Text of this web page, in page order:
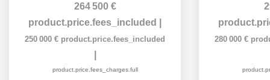
264 500 €
product.price.fees_included
250 000 € product.price.fees_included
product.price.fees_charges.full
280 000 €